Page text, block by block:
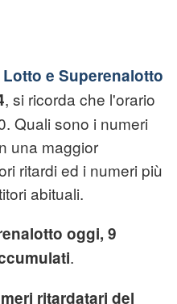
e Superenalotto
, si ricorda che l'orario
Quali sono i numeri
una maggior
ritardi ed i numeri più
abituali.
oggi, 9
.
ritardatari del